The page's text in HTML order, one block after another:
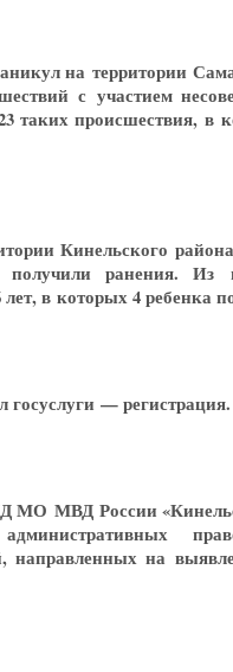
на территории
с участием
таких происшествия,
Кинельского
получили ранения.
в которых 4 ребенка
госуслуги — регистрация.
МО МВД России «
направленных на